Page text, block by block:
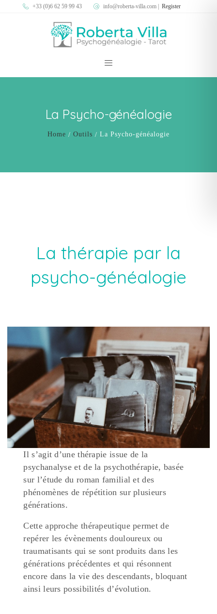
+33 (0)6 62 59 99 43 info@roberta-villa.com| Register
La Psycho-généalogie
Home Outils La Psycho-généalogie
La thérapie par la
psycho-généalogie
Il s’agit d’une thérapie issue de la
psychanalyse et de la psychothérapie, basée
sur l’étude du roman familial et des
phénomènes de répétition sur plusieurs
générations.
Cette approche thérapeutique permet de
repérer les évènements douloureux ou
traumatisants qui se sont produits dans les
générations précédentes et qui résonnent
encore dans la vie des descendants, bloquant
ainsi leurs possibilités d’évolution.